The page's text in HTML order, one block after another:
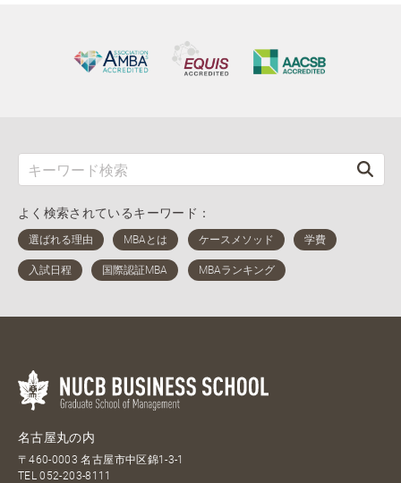
よく検索されているキーワード：
名古屋丸の内
〒460-0003 名古屋市中区錦1-3-1
TEL052-203-8111